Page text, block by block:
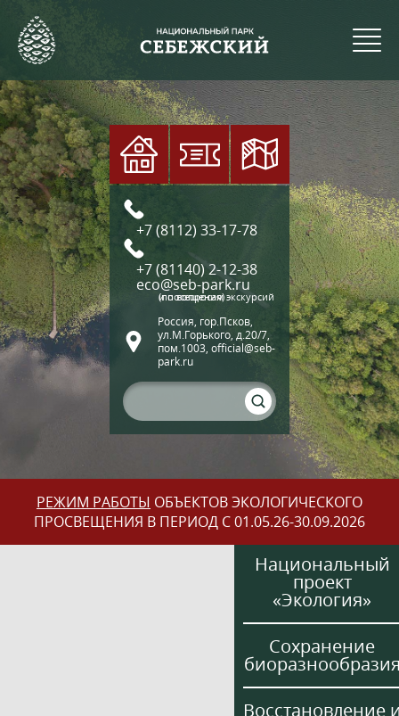
+7 (8112) 33-17-78
+7 (81140) 2-12-38
eco@seb-park.ru
(по вопросам экскурсий и посещения)
Россия, гор.Псков,
ул.М.Горького, д.20/7,
пом.1003, official@seb-
park.ru
РЕЖИМ РАБОТЫ ОБЪЕКТОВ ЭКОЛОГИЧЕСКОГО
ПРОСВЕЩЕНИЯ В ПЕРИОД С 01.05.26-30.09.2026
Национальный
проект
«Экология»
Сохранение
Восстановление